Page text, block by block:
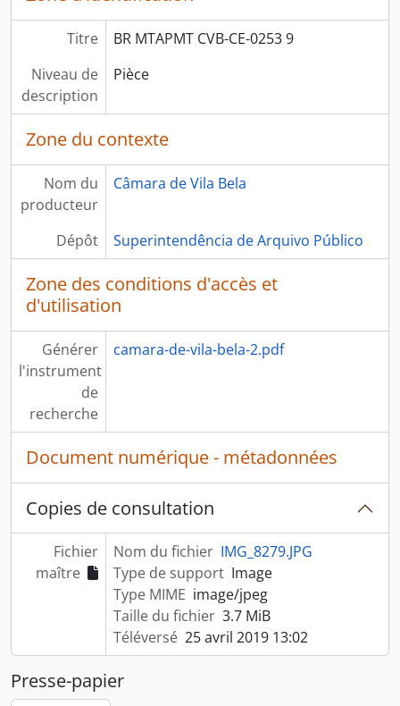
Titre
BR MTAPMT CVB-CE-0253 9
Niveau de
description
Pièce
Zone du contexte
Nom du
producteur
Câmara de Vila Bela
Dépôt Superintendência de Arquivo Público
Zone des conditions d'accès et
d'utilisation
Générer
l'instrument
de
recherche
camara-de-vila-bela-2.pdf
Document numérique - métadonnées
Copies de consultation
Fichier
maître
Nom du fichier IMG_8279.JPG
Type de support Image
Type MIME image/jpeg
Taille du fichier 3.7 MiB
Téléversé 25 avril 2019 13:02
Presse-papier